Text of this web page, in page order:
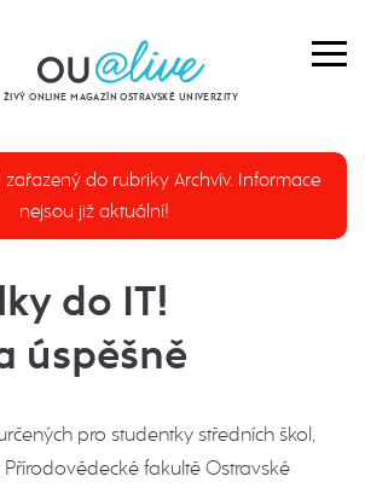
ŽIVÝ ONLINE MAGAZÍN OSTRAVSKÉ UNIVERZITY
do rubriky Archvív. Informace
nejsou již aktuální!
do IT!
úspěšně
pro studentky středních škol,
fakultě Ostravské